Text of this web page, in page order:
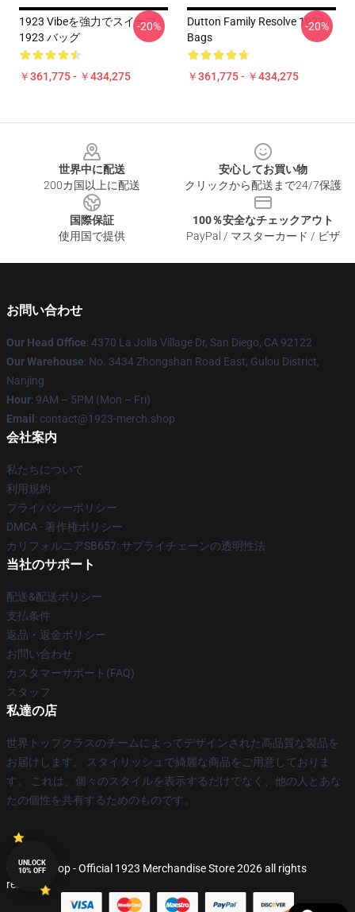
1923 Vibeを強力でスイープ
1923 バッグ
￥361,775 - ￥434,275
-20%
Dutton Family Resolve 1923
Bags
￥361,775 - ￥434,275
-20%
世界中に配送
200カ国以上に配送
安心してお買い物
クリックから配送まで24/7保護
国際保証
使用国で提供
100％安全なチェックアウト
PayPal / マスターカード / ビザ
お問い合わせ
Our Head Office: 4370 La Jolla Village Dr, San Diego, CA 92122
Our Warehouse: No. 3434 Zhongshan Road East, Gulou District,
Nanjing
Hour: 9AM – 5PM (Mon – Fri)
Email : contact@1923-merch.shop
会社案内
私たちについて
利用規約
プライバシーポリシー
DMCA - 著作権ポリシー
カリフォルニアSB657: サプライチェーンの透明性法
当社のサポート
配送&配送ポリシー
支払条件
返品・返金ポリシー
お問い合わせ
カスタマーサポート(FAQ)
スタッフ
私達の店
世界トップクラスのチームによってデザインされた高品質な製品を
お届けします。 スタイリッシュで綺麗な商品をご用意しておりま
す。 これは、個々のスタイルを表示するだけでなく、他の人とあな
たの個性を共有するためのものです。
© 1923 Shop - Official 1923 Merchandise Store 2026 all rights
reserved
UNLOCK
10% OFF